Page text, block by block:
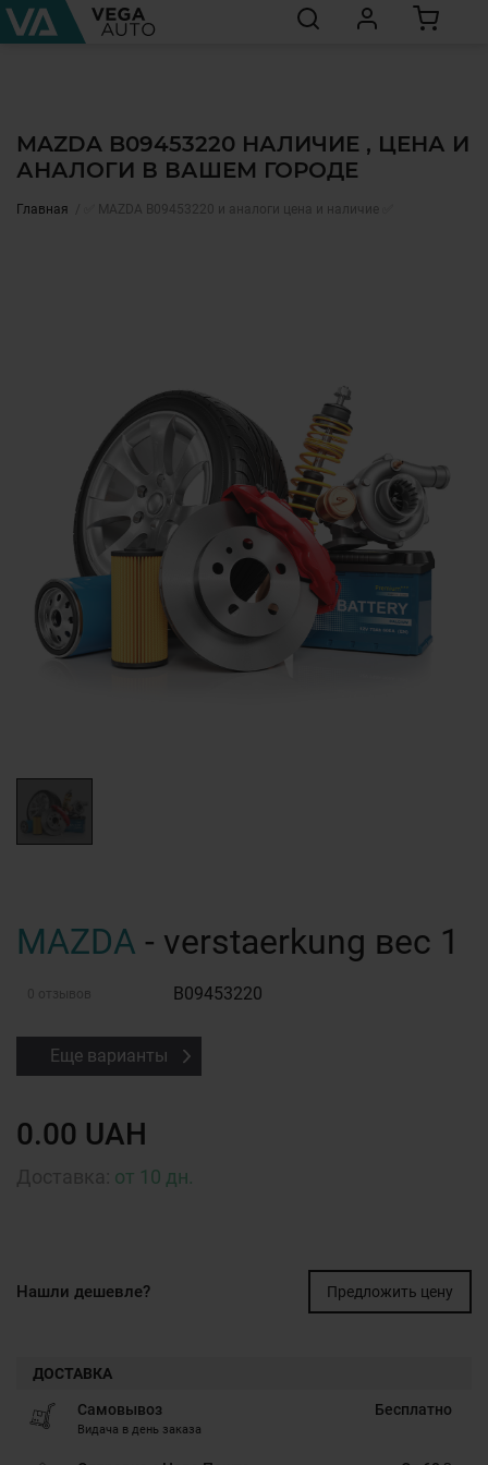
MAZDA B09453220 НАЛИЧИЕ , ЦЕНА И
АНАЛОГИ В ВАШЕМ ГОРОДЕ
Главная ✅ MAZDA B09453220 и аналоги цена и наличие ✅
MAZDA - verstaerkung вес 1
0 отзывов B09453220
Еще варианты
0.00 UAH
от 10 дн.
Нашли дешевле? Предложить цену
ДОСТАВКА
Самовывоз
Видача в день заказа
Бесплатно